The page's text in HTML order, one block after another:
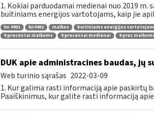
1. Kokiai parduodamai medienai nuo 2019 m.
buitiniams energijos vartotojams, kaip jie
kn 4401 kn4401 malkos buitiniams energijos
9 procentai malkoms
9 procentai medienai 9 proc
DUK apie administracines baudas, jų
Web turinio sąrašas 2022-03-09
1. Kur galima rasti informaciją apie paskirtų
Paaiškinimus, kur galite rasti informaciją